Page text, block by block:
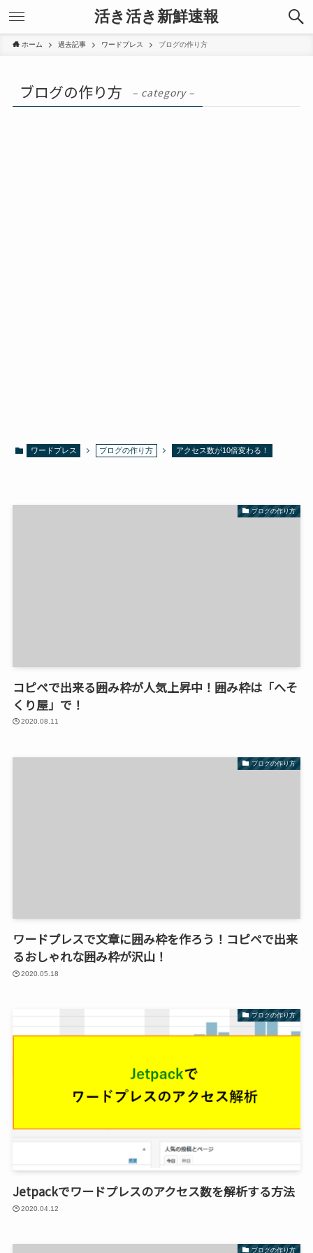
活き活き新鮮速報
ホーム 過去記事 ワードプレス ブログの作り方
ブログの作り方 – category –
ワードプレス ブログの作り方 アクセス数が10倍変わる！
ブログの作り方
コピペで出来る囲み枠が人気上昇中！囲み枠は「へそ
くり屋」で！
2020.08.11
ブログの作り方
ワードプレスで文章に囲み枠を作ろう！コピペで出来
るおしゃれな囲み枠が沢山！
2020.05.18
ブログの作り方
Jetpackでワードプレスのアクセス数を解析する方法
2020.04.12
ブログの作り方